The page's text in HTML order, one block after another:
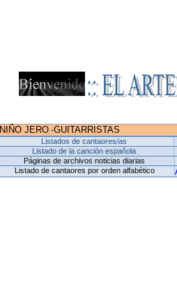
NIÑO JERO -GUITARRISTAS
Listados de cantaores/as
Listado de la canción española
Páginas de archivos noticias diarias
Listado de cantaores por orden alfabético